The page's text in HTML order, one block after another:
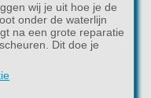
wij je uit hoe je de
onder de waterlijn
na een grote reparatie
Dit doe je